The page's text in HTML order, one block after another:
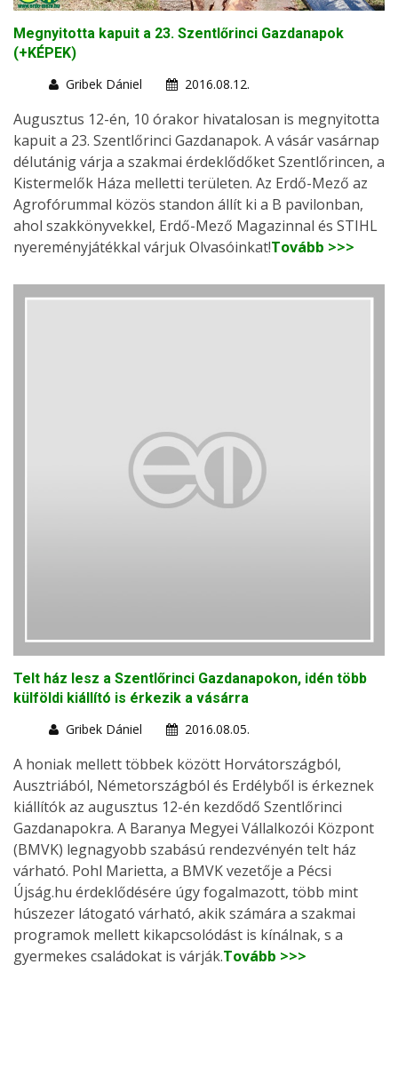
Megnyitotta kapuit a 23. Szentlőrinci Gazdanapok
(+KÉPEK)
Gribek Dániel
2016.08.12.
Augusztus 12-én, 10 órakor hivatalosan is megnyitotta
kapuit a 23. Szentlőrinci Gazdanapok. A vásár vasárnap
délutánig várja a szakmai érdeklődőket Szentlőrincen, a
Kistermelők Háza melletti területen. Az Erdő-Mező az
Agrofórummal közös standon állít ki a B pavilonban,
ahol szakkönyvekkel, Erdő-Mező Magazinnal és STIHL
nyereményjátékkal várjuk Olvasóinkat!Tovább >>>
Telt ház lesz a Szentlőrinci Gazdanapokon, idén több
külföldi kiállító is érkezik a vásárra
Gribek Dániel
2016.08.05.
A honiak mellett többek között Horvátországból,
Ausztriából, Németországból és Erdélyből is érkeznek
kiállítók az augusztus 12-én kezdődő Szentlőrinci
Gazdanapokra. A Baranya Megyei Vállalkozói Központ
(BMVK) legnagyobb szabású rendezvényén telt ház
várható. Pohl Marietta, a BMVK vezetője a Pécsi
Újság.hu érdeklődésére úgy fogalmazott, több mint
húszezer látogató várható, akik számára a szakmai
programok mellett kikapcsolódást is kínálnak, s a
gyermekes családokat is várják.Tovább >>>